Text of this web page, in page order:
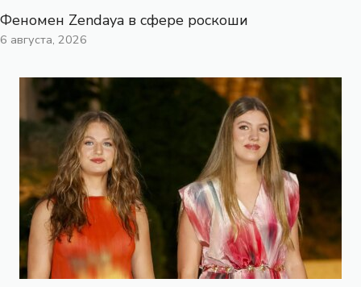
Феномен Zendaya в сфере роскоши
6 августа, 2026